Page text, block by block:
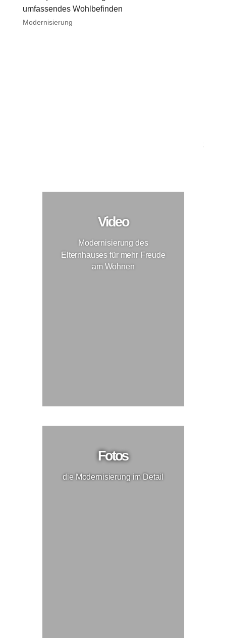
umfassendes Wohlbefinden
Modernisierung
Video
Modernisierung des
Elternhauses für mehr Freude
am Wohnen
Fotos
die Modernisierung im Detail